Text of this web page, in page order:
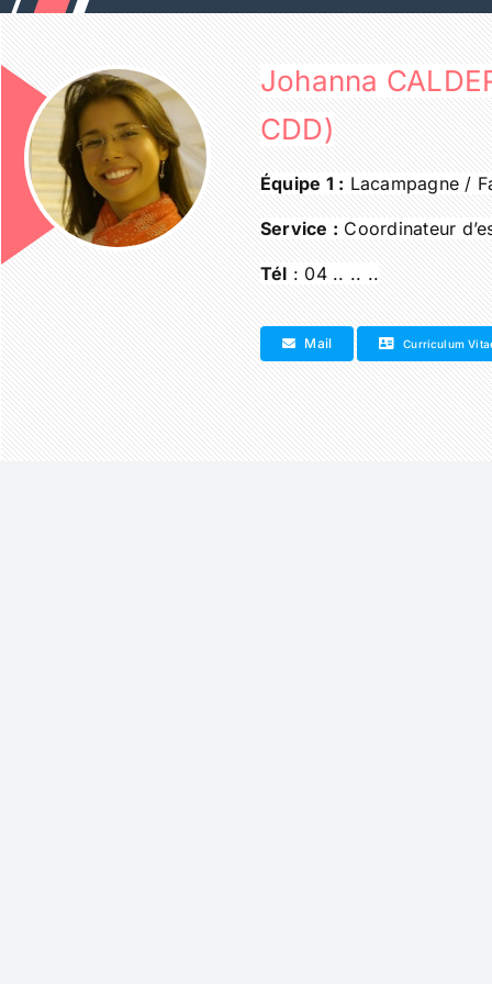
Passer
au
contenu
Johanna
CDD)
Équipe 1 : Lacampagne /
Service : Coordinateur
Tél : 04 .. .. ..
Mail Curriculum